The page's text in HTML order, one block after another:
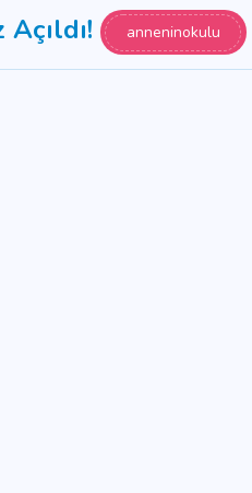
Açıldı! anneninokulu